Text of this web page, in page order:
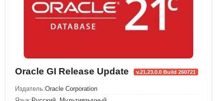
Oracle GI Release Update v.21.23.0.0 Build 260721
Издатель:Oracle Corporation